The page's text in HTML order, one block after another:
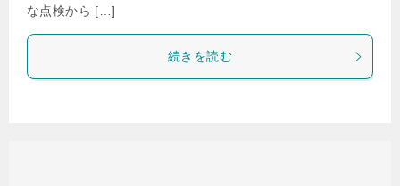
な点検から […]
続きを読む